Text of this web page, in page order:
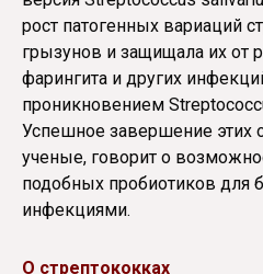
рост патогенных вариаций
грызунов и защищала их от
фарингита и других
проникновением
Успешное завершение этих
ученые, говорит о
подобных пробиотиков для
инфекциями.
О стрептококках